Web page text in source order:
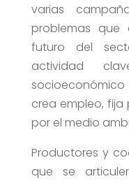
varias
problemas que
futuro del
actividad
crea empleo, fija
por el medio
Productores y
que se